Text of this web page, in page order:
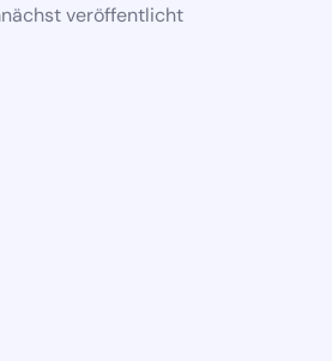
veröffentlicht